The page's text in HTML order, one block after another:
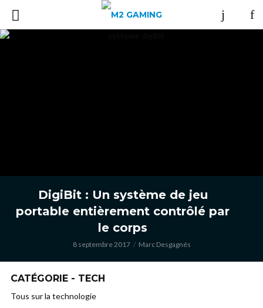
DigiBit : Un système de jeu
portable entièrement contrôlé par
le corps
8 septembre 2017 Marc Desgagnés
CATÉGORIE - TECH
Tous sur la technologie